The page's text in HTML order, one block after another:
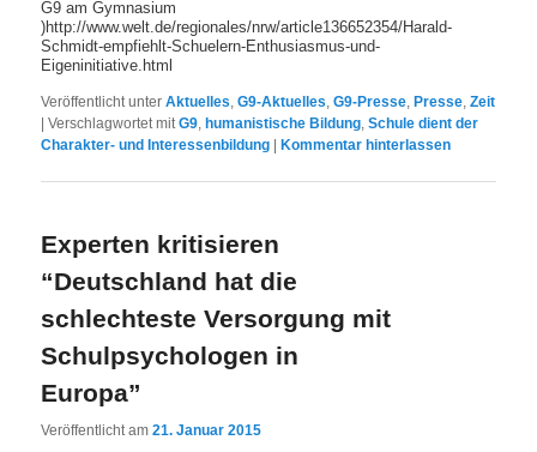
G9 am Gymnasium
)http://www.welt.de/regionales/nrw/article136652354/Harald-
Schmidt-empfiehlt-Schuelern-Enthusiasmus-und-
Eigeninitiative.html
Veröffentlicht unter Aktuelles,G9-Aktuelles,G9-Presse, Presse,Zeit
|Verschlagwortet mit G9, humanistische Bildung,Schule dient der
Charakter- und Interessenbildung
Kommentar hinterlassen
Experten kritisieren
“Deutschland hat die
schlechteste Versorgung mit
Schulpsychologen in
Europa”
Veröffentlicht am21. Januar 2015